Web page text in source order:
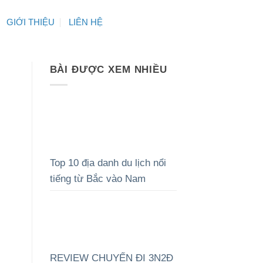
GIỚI THIỆU LIÊN HỆ
BÀI ĐƯỢC XEM NHIỀU
Top 10 địa danh du lịch nổi
tiếng từ Bắc vào Nam
REVIEW CHUYẾN ĐI 3N2Đ